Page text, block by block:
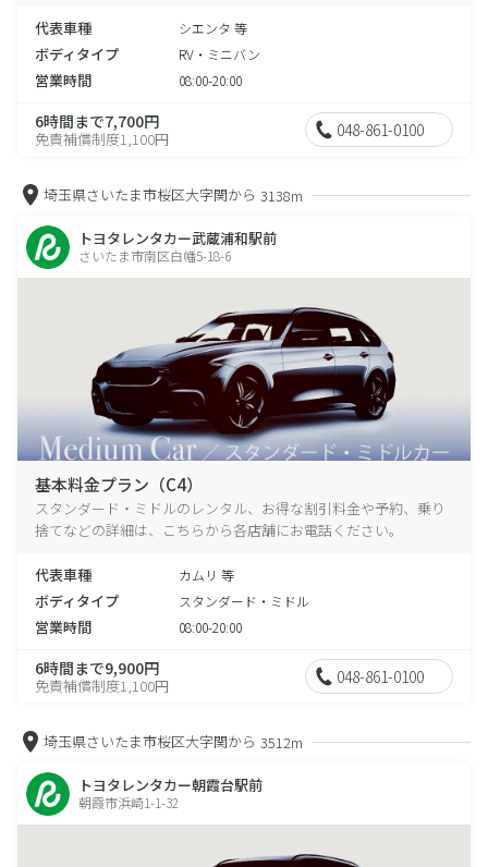
代表車種 シエンタ 等
ボディタイプ RV・ミニバン
営業時間 08:00-20:00
6時間まで7,700円
免責補償制度1,100円 048-861-0100
埼玉県さいたま市桜区大字関から 3138m
トヨタレンタカー武蔵浦和駅前
さいたま市南区白幡5-18-6
基本料金プラン（C4）
スタンダード・ミドルのレンタル、お得な割引料金や予約、乗り
捨てなどの詳細は、こちらから各店舗にお電話ください。
代表車種 カムリ 等
ボディタイプ スタンダード・ミドル
営業時間 08:00-20:00
6時間まで9,900円
免責補償制度1,100円 048-861-0100
埼玉県さいたま市桜区大字関から 3512m
トヨタレンタカー朝霞台駅前
朝霞市浜崎1-1-32